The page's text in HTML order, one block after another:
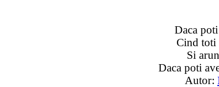
Daca
Cind
Si
Daca poti
Autor: